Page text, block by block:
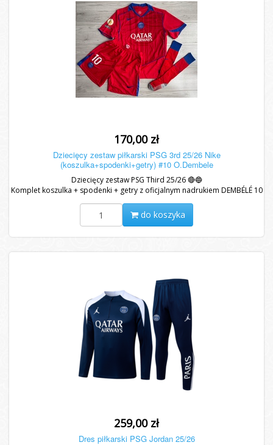
170,00 zł
Dziecięcy zestaw piłkarski PSG 3rd 25/26 Nike
(koszulka+spodenki+getry) #10 O.Dembele
Dziecięcy zestaw PSG Third 25/26 🔴🔵
Komplet koszulka + spodenki + getry z oficjalnym nadrukiem DEMBÉLÉ 10
do koszyka
259,00 zł
Dres piłkarski PSG Jordan 25/26